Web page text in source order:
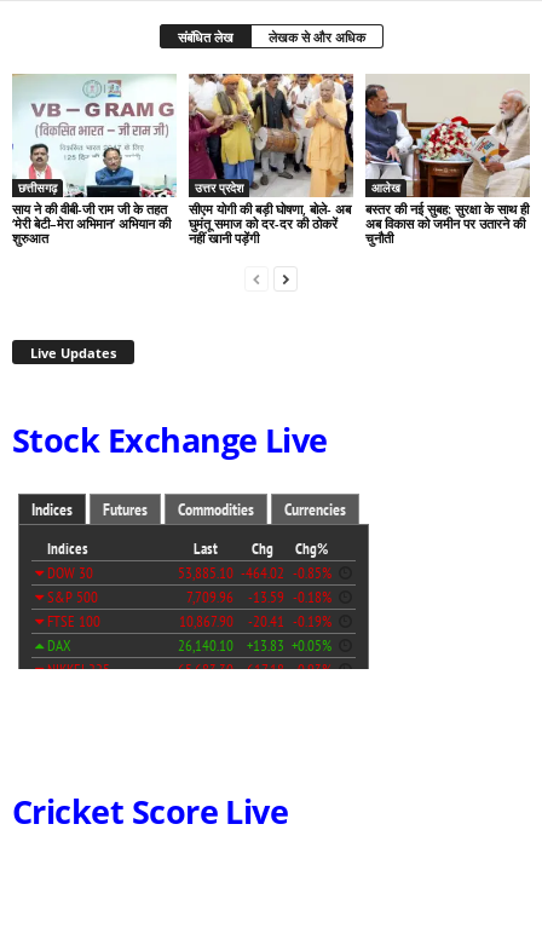
संबंधित लेख लेखक से और अधिक
छत्तीसगढ़
साय ने की वीबी-जी राम जी के तहत
‘मेरी बेटी–मेरा अभिमान’ अभियान की
शुरुआत
उत्तर प्रदेश
सीएम योगी की बड़ी घोषणा, बोले- अब
घुमंतू समाज को दर-दर की ठोकरें
नहीं खानी पड़ेंगी
आलेख
बस्तर की नई सुबह: सुरक्षा के साथ ही
अब विकास को जमीन पर उतारने की
चुनौती
Live Updates
Stock Exchange Live
Cricket Score Live